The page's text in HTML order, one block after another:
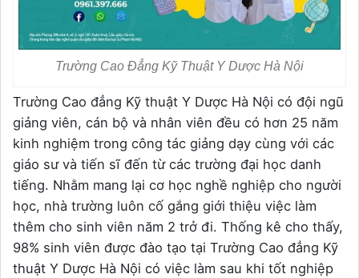
Trường Cao Đẳng Kỹ Thuật Y Dược Hà Nội
Trường Cao đẳng Kỹ thuật Y Dược Hà Nội có đội ngũ
giảng viên, cán bộ và nhân viên đều có hơn 25 năm
kinh nghiệm trong công tác giảng dạy cùng với các
giáo sư và tiến sĩ đến từ các trường đại học danh
tiếng. Nhằm mang lại cơ học nghề nghiệp cho người
học, nhà trường luôn cố gắng giới thiệu việc làm
thêm cho sinh viên năm 2 trở đi. Thống kê cho thấy,
98% sinh viên được đào tạo tại Trường Cao đẳng Kỹ
thuật Y Dược Hà Nội có việc làm sau khi tốt nghiệp